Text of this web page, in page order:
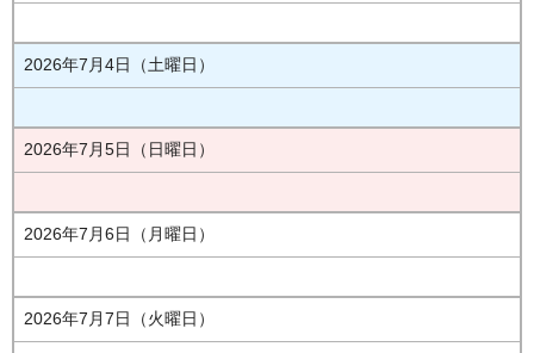
2026年7月4日（土曜日）
2026年7月5日（日曜日）
2026年7月6日（月曜日）
2026年7月7日（火曜日）